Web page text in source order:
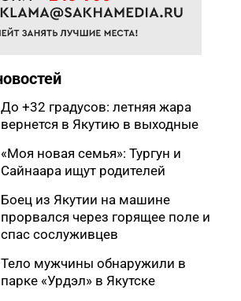
физкультурника
Образование сквозь года: как
полпути
Российские школьники будут
учиться по новой программе
Автодорогу «Анабар» в Якутии
перекрыли из-за лесного
пожара
Новая платформа ЕР поможет
ветеранам СВО найти работу
В Усть-Майском районе
ликвидировали лесной пожар
на 13 гектарах
До +32 градусов: летняя жара
вернется в Якутию в выходные
«Моя новая семья»: Тургун и
Сайнаара ищут родителей
Боец из Якутии на машине
прорвался через горящее поле и
спас сослуживцев
Тело мужчины обнаружили в
парке «Урдэл» в Якутске